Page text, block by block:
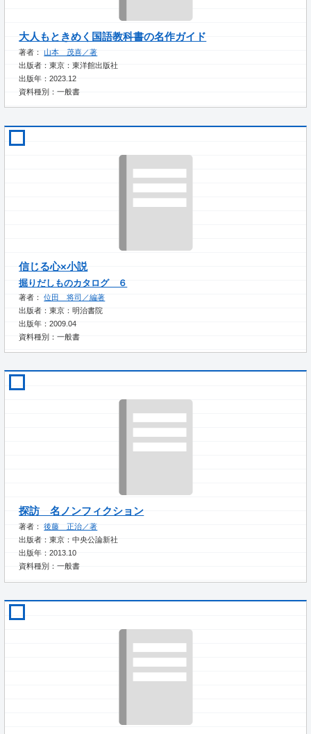
大人もときめく国語教科書の名作ガイド
著者：山本 茂喜／著
出版者：東京：東洋館出版社
出版年：2023.12
資料種別：一般書
信じる心×小説
掘りだしものカタログ ６
著者：位田 将司／編著
出版者：東京：明治書院
出版年：2009.04
資料種別：一般書
探訪 名ノンフィクション
著者：後藤 正治／著
出版者：東京：中央公論新社
出版年：2013.10
資料種別：一般書